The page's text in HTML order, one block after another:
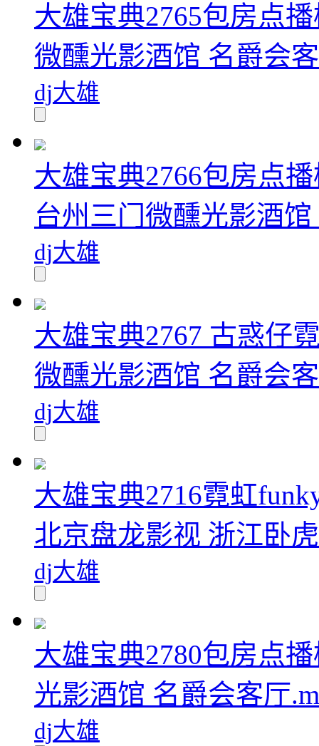
大雄宝典2765包房点
微醺光影酒馆 名爵会
dj大雄
大雄宝典2766包房点
台州三门微醺光影酒
dj大雄
大雄宝典2767 古惑仔
微醺光影酒馆 名爵会
dj大雄
大雄宝典2716霓虹
北京盘龙影视 浙江卧
dj大雄
大雄宝典2780包房点
光影酒馆 名爵会客厅
dj大雄